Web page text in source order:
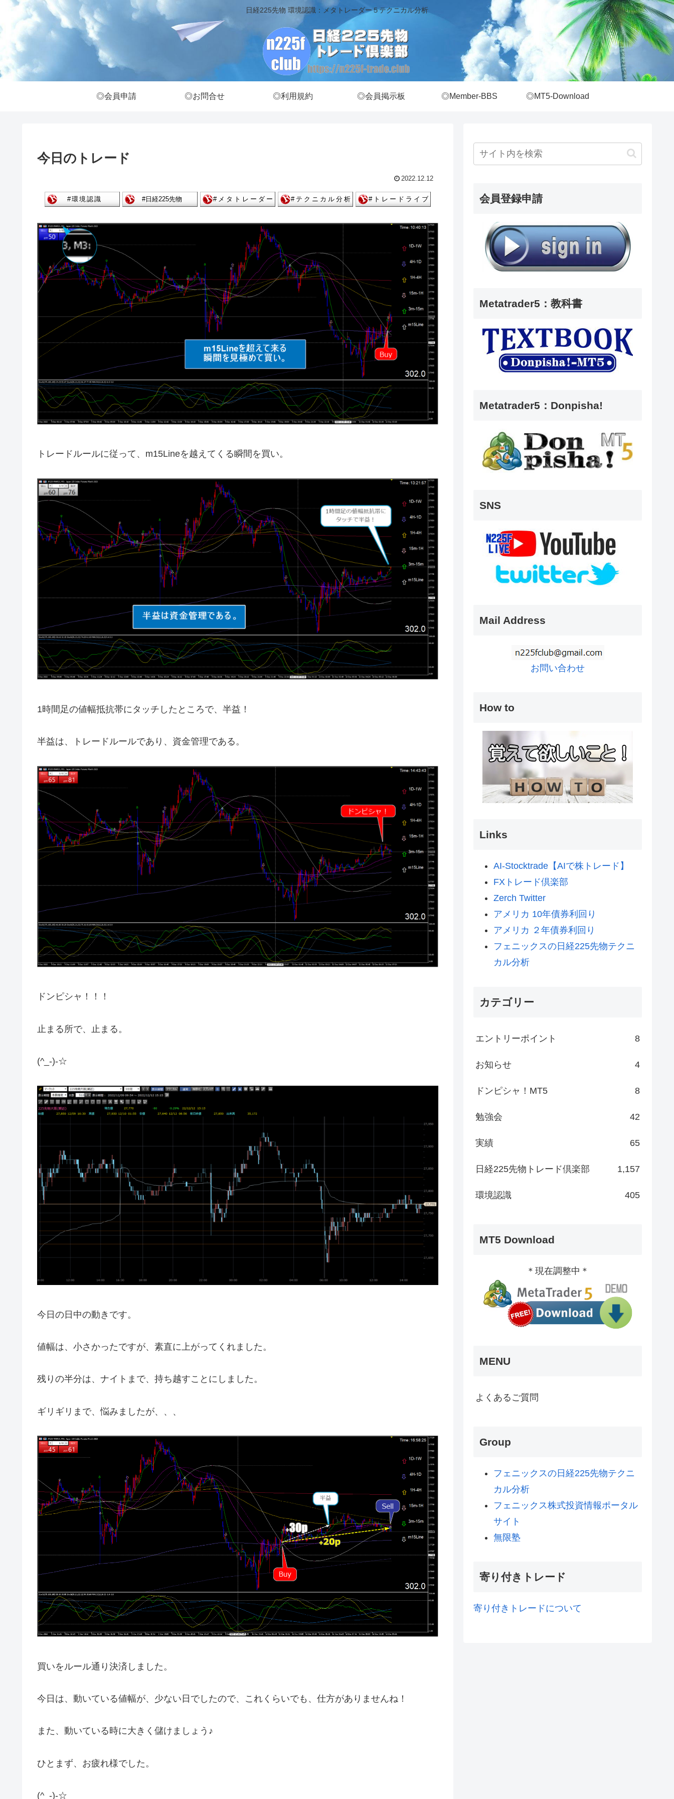
日経225先物 環境認識：メタトレーダー５テクニカル分析
◎会員申請 ◎お問合せ ◎利用規約 ◎会員掲示板 ◎Member-BBS ◎MT5-Download
今日のトレード
2022.12.12
トレードルールに従って、m15Lineを越えてくる瞬間を買い。
1時間足の値幅抵抗帯にタッチしたところで、半益！
半益は、トレードルールであり、資金管理である。
ドンピシャ！！！
止まる所で、止まる。
(^_-)-☆
今日の日中の動きです。
値幅は、小さかったですが、素直に上がってくれました。
残りの半分は、ナイトまで、持ち越すことにしました。
ギリギリまで、悩みましたが、、、
買いをルール通り決済しました。
今日は、動いている値幅が、少ない日でしたので、これくらいでも、仕方がありませんね！
また、動いている時に大きく儲けましょう♪
ひとまず、お疲れ様でした。
(^_-)-☆
会員登録申請
Metatrader5：教科書
Metatrader5：Donpisha!
SNS
Mail Address
お問い合わせ
How to
Links
AI-Stocktrade【AIで株トレード】
FXトレード倶楽部
Zerch Twitter
アメリカ 10年債券利回り
アメリカ ２年債券利回り
フェニックスの日経225先物テクニ
カル分析
カテゴリー
エントリーポイント 8
お知らせ 4
ドンピシャ！MT5 8
勉強会 42
実績 65
日経225先物トレード倶楽部 1,157
環境認識 405
MT5 Download
＊現在調整中＊
MENU
よくあるご質問
Group
フェニックスの日経225先物テクニ
カル分析
フェニックス株式投資情報ポータル
サイト
無限塾
寄り付きトレード
寄り付きトレードについて